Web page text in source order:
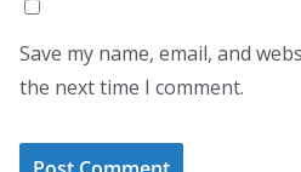
Save my name, email, and
the next time I comment.